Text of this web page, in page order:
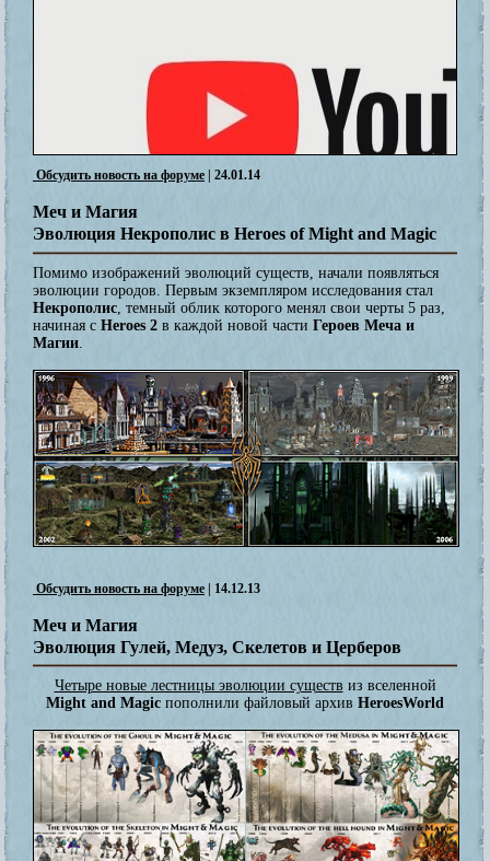
Обсудить новость на форуме | 24.01.14
Меч и Магия
Эволюция Некрополис в Heroes of Might and Magic
Помимо изображений эволюций существ, начали появляться
эволюции городов. Первым экземпляром исследования стал
Некрополис , темный облик которого менял свои черты 5 раз,
начиная с Heroes 2 в каждой новой части Героев Меча и
Магии
Обсудить новость на форуме | 14.12.13
Меч и Магия
Эволюция Гулей, Медуз, Скелетов и Церберов
Четыре новые лестницы эволюции существ из вселенной
Might and Magic пополнили файловый архив HeroesWorld